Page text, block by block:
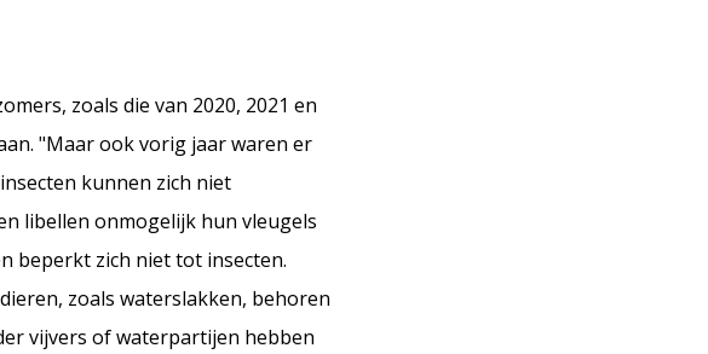
zoals die van 2020, 2021 en
"Maar ook vorig jaar waren er
kunnen zich niet
libellen onmogelijk hun vleugels
beperkt zich niet tot insecten.
zoals waterslakken, behoren
vijvers of waterpartijen hebben